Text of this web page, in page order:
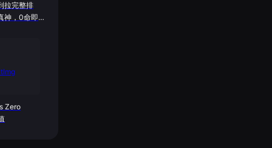
拉完整排
神，0命即是
Zero